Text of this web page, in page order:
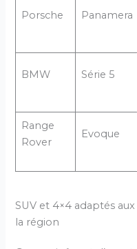
Porsche Panamera
BMW Série 5
Range
Rover
Evoque
SUV et 4×4 adaptés
la région